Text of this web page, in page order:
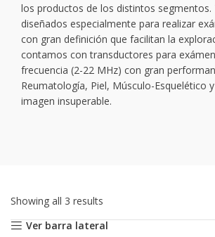
los productos de los distintos segmentos.
diseñados especialmente para realizar
con gran definición que facilitan la
contamos con transductores para
frecuencia (2-22 MHz) con gran
Reumatología, Piel, Músculo-Esquelético
imagen insuperable.
Showing all 3 results
Ver barra lateral